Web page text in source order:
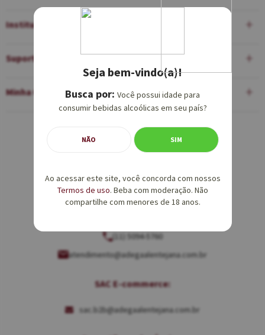
Institucional
Suporte
Minha Conta
Equipe de Vendas:
vendas@adegaalentejana.com.br
(11) 5094-5760
atendimento@adegaalentejana.com.br
SAC E-commerce:
sac.b2b@adegaalentejana.com.br
Seja bem-vindo(a)!
Você possui idade para
consumir bebidas alcoólicas em seu país?
NÃO SIM
Ao acessar este site, você concorda com nossos
Termos de uso. Beba com moderação. Não
compartilhe com menores de 18 anos.